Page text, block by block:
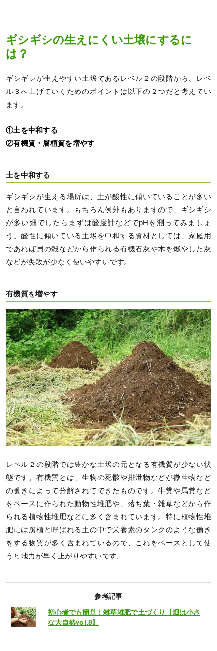
ギシギシの生えにくい土壌にするに
は？
ギシギシが生えやすい土壌であるレベル２の段階から、レベ
ル３へ上げていくためのポイントは以下の２つだと考えてい
ます。
①土を中和する
②有機質・腐植質を増やす
土を中和する
ギシギシが生える場所は、土が酸性に傾いていることが多い
と言われています。もちろん例外もありますので、ギシギシ
が多い畑でしたらまずは酸度計などでpHを測ってみましょ
う。酸性に傾いている土壌を中和する資材としては、家庭用
であれば貝の殻などから作られる有機石灰や木を燃やした灰
などが失敗が少なく使いやすいです。
有機質を増やす
レベル２の段階では豊かな土壌の元となる有機質が少ない状
態です。有機質とは、生物の死骸や排泄物などが微生物など
の働きによって分解されてできたものです。牛糞や馬糞など
をベースに作られた動物性堆肥や、落ち葉・雑草などから作
られる植物性堆肥などに多く含まれています。特に植物性堆
肥には腐植と呼ばれる土の中で栄養素のタンクのような働き
をする物質が多く含まれているので、これをベースとして使
うと地力が早く上がりやすいです。
参考記事
初心者でも簡単！雑草堆肥で土づくり【畑は小さ
な大自然vol.8】